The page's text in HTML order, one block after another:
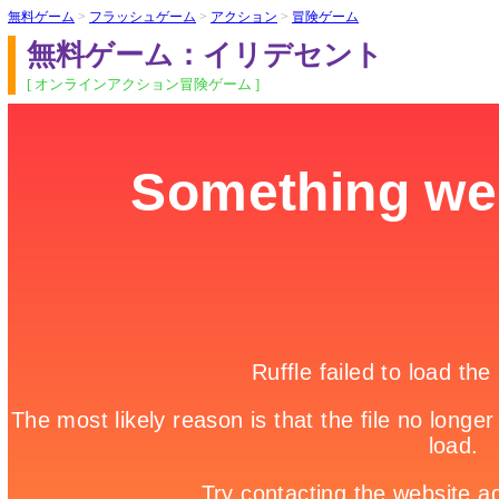
無料ゲーム > フラッシュゲーム > アクション > 冒険ゲーム
無料ゲーム：イリデセント
[ オンラインアクション冒険ゲーム ]